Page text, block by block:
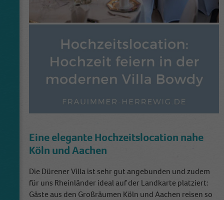
Eine elegante Hochzeitslocation nahe
Köln und Aachen
Die Dürener Villa ist sehr gut angebunden und zudem
für uns Rheinländer ideal auf der Landkarte platziert:
Gäste aus den Großräumen Köln und Aachen reisen so